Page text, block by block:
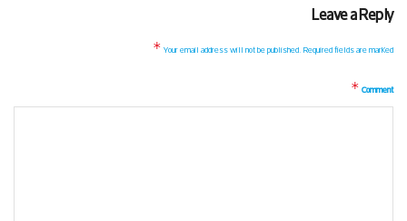
Leave a Reply
Your email address will not be published.Required fields are marked
*
Comment
*